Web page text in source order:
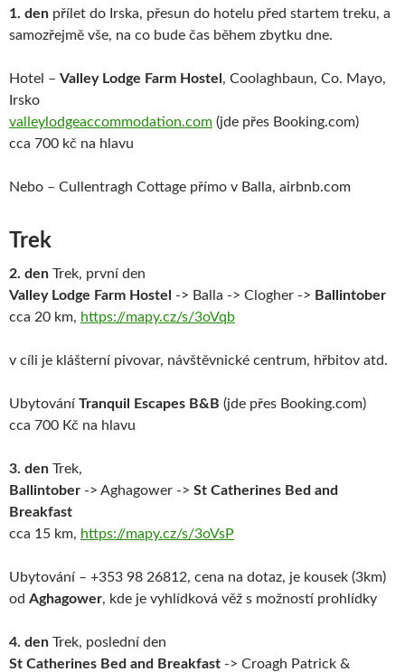
1. den přílet do Irska, přesun do hotelu před startem treku, a
samozřejmě vše, na co bude čas během zbytku dne.
Hotel – Valley Lodge Farm Hostel , Coolaghbaun, Co. Mayo,
Irsko
valleylodgeaccommodation.com (jde přes Booking.com)
cca 700 kč na hlavu
Nebo – Cullentragh Cottage přímo v Balla, airbnb.com
Trek
2. den Trek, první den
Valley Lodge Farm Hostel
-> Balla -> Clogher -> Ballintober
cca 20 km, https://mapy.cz/s/3oVqb
v cíli je klášterní pivovar, návštěvnické centrum, hřbitov atd.
Ubytování Tranquil Escapes B&B (jde přes Booking.com)
cca 700 Kč na hlavu
3. den Trek,
Ballintober -> Aghagower -> St Catherines Bed and
Breakfast
cca 15 km, https://mapy.cz/s/3oVsP
Ubytování – +353 98 26812, cena na dotaz, je kousek (3km)
od Aghagower, kde je vyhlídková věž s možností prohlídky
4. den Trek, poslední den
St Catherines Bed and Breakfast -> Croagh Patrick &